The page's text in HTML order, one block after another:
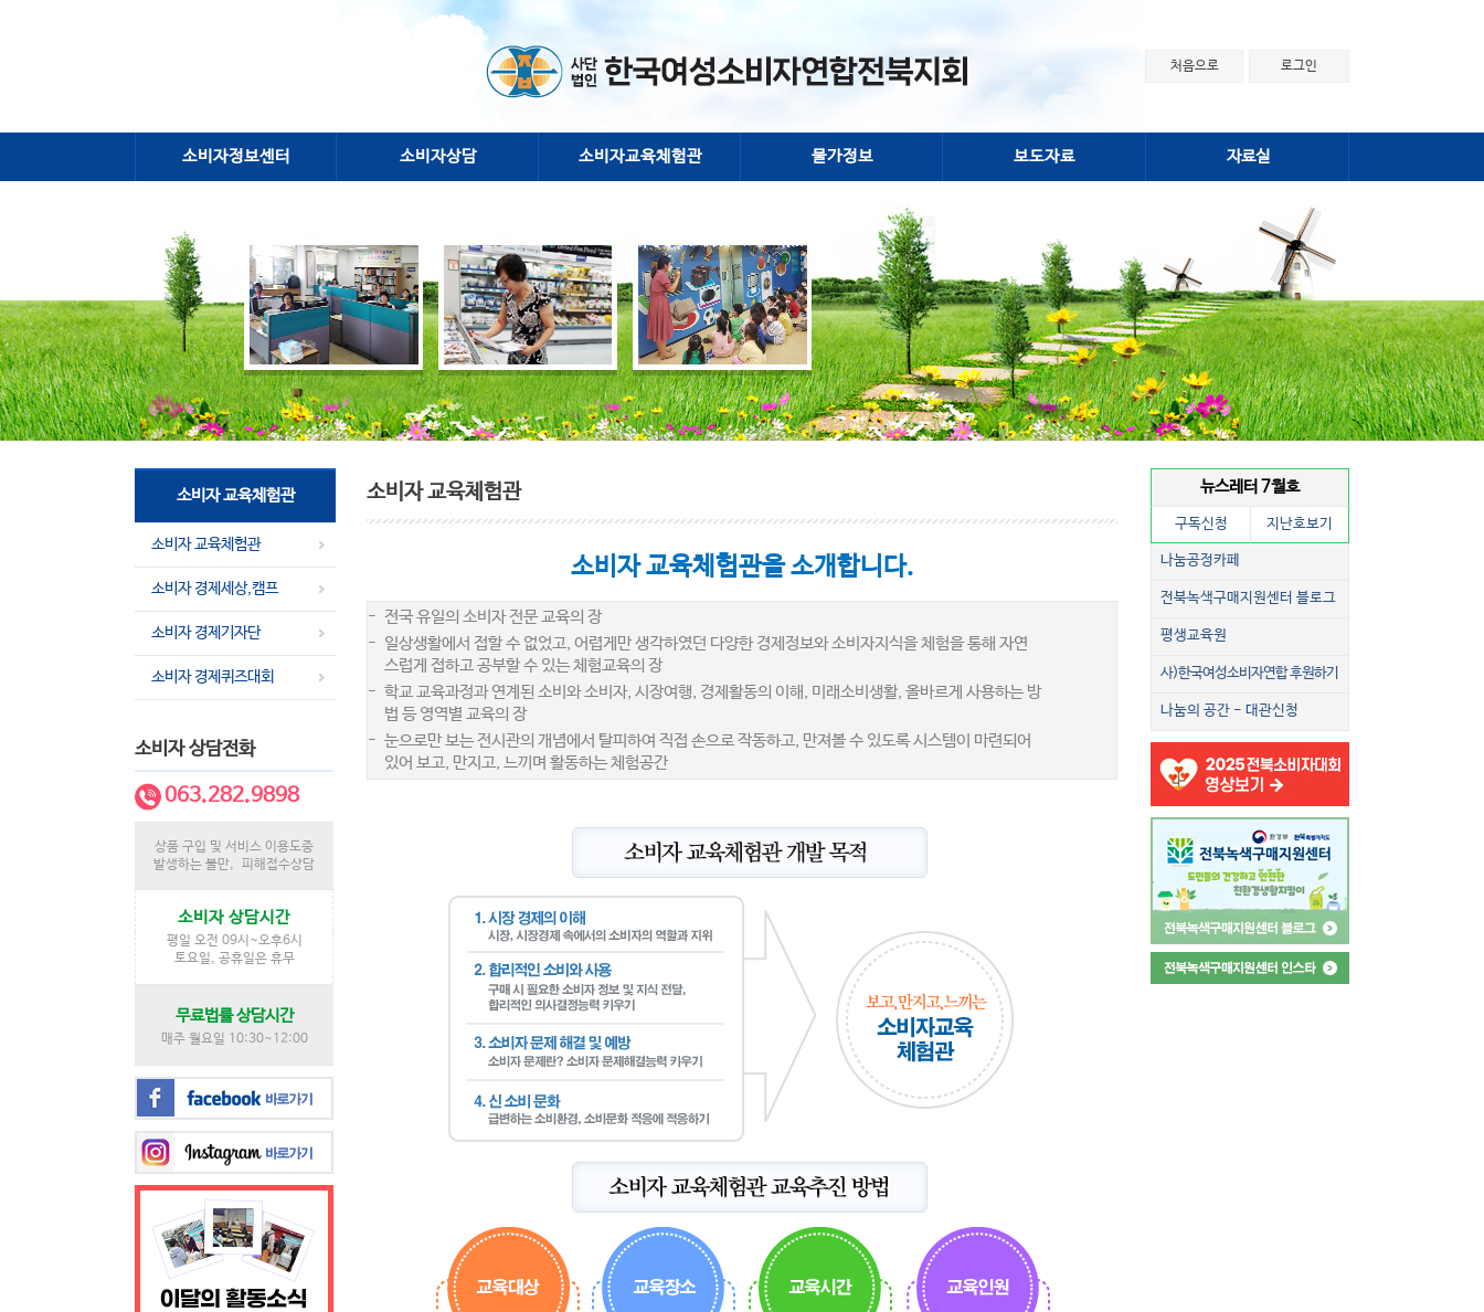
처음으로 로그인
소비자정보센터 소비자상담 소비자교육체험관 물가정보 보도자료 자료실
소비자 교육체험관
소비자 교육체험관
소비자 경제세상,캠프
소비자 경제기자단
소비자 경제퀴즈대회
소비자 상담전화
063.282.9898
상품 구입 및 서비스 이용도중
발생하는 불만, 피해접수상담
소비자 상담시간
평일 오전 09시~오후6시
토요일, 공휴일은 휴무
무료법률 상담시간
매주 월요일 10:30~12:00
소비자 교육체험관
소비자 교육체험관을 소개합니다.
- 전국 유일의 소비자 전문 교육의 장
- 일상생활에서 접할 수 없었고, 어렵게만 생각하였던 다양한 경제정보와 소비자지식을 체험을 통해 자연
스럽게 접하고 공부할 수 있는 체험교육의 장
- 학교 교육과정과 연계된 소비와 소비자, 시장여행, 경제활동의 이해, 미래소비생활, 올바르게 사용하는 방
법 등 영역별 교육의 장
- 눈으로만 보는 전시관의 개념에서 탈피하여 직접 손으로 작동하고, 만져볼 수 있도록 시스템이 마련되어
있어 보고, 만지고, 느끼며 활동하는 체험공간
뉴스레터 7월호
구독신청 지난호보기
나눔공정카페
전북녹색구매지원센터 블로그
평생교육원
사)한국여성소비자연합 후원하기
나눔의 공간 - 대관신청